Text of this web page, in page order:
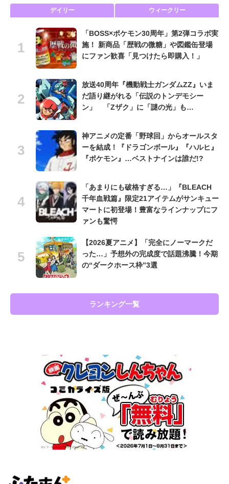
デイリー ウィークリー
「BOSS×ポケモン30周年」第2弾コラボ実
施！ 新商品「歴戦の微糖」や図鑑缶登場
にファン歓喜「見つけたら即購入！」
放送40周年『機動戦士ガンダムZZ』いま
だ語り継がれる「伝説のトンデモシー
ン」 「Zザク」に「謎の光」も…
神アニメの定番「野球回」からオールスタ
ーを結成！『ドラゴンボール』『ハルヒ』
『ポケモン』…ベストナインは誰だ!?
「あまりにも破格すぎる…」『BLEACH
千年血戦篇』限定21アイテムがサンキュー
マートに初登場！豊富なラインナップにフ
ァンも驚愕
【2026夏アニメ】「完全にノーマークだ
った…」予想外の完成度で話題沸騰！今期
の“ダークホース枠”3選
ランキング一覧